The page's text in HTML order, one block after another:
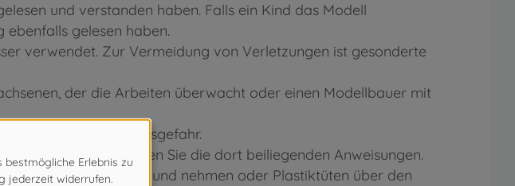
und verstanden haben. Falls ein Kind das Modell
gelesen haben.
verwendet. Zur Vermeidung von Verletzungen ist gesonderte
der die Arbeiten überwacht oder einen Modellbauer mit
besteht Verletzungsgefahr.
und befolgen Sie die dort beiliegenden Anweisungen.
Bauteile in den Mund nehmen oder Plastiktüten über den